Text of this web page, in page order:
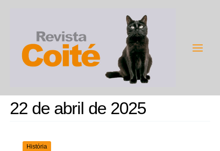
conteúdo
22 de abril de 2025
História